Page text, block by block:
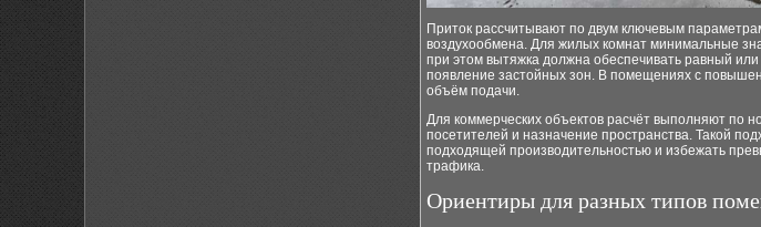
Приток рассчитывают по двум ключевым
воздухообмена. Для жилых комнат минимальные
при этом вытяжка должна обеспечивать равный
появление застойных зон. В помещениях с
объём подачи.
Для коммерческих объектов расчёт выполняют по
посетителей и назначение пространства. Такой
подходящей производительностью и избежать
трафика.
Ориентиры для разных типов